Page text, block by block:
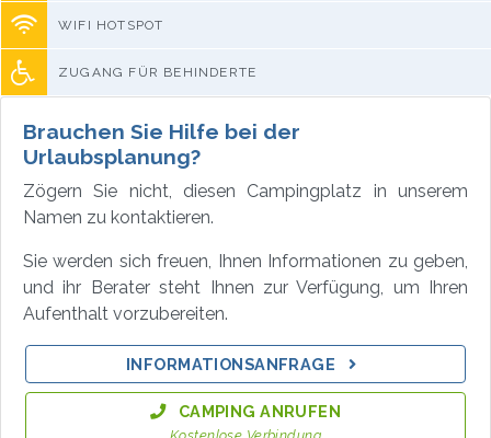
WIFI HOTSPOT
ZUGANG FÜR BEHINDERTE
Brauchen Sie Hilfe bei der
Urlaubsplanung?
Zögern Sie nicht, diesen Campingplatz in unserem
Namen zu kontaktieren.
Sie werden sich freuen, Ihnen Informationen zu geben,
und ihr Berater steht Ihnen zur Verfügung, um Ihren
Aufenthalt vorzubereiten.
INFORMATIONSANFRAGE
CAMPING ANRUFEN